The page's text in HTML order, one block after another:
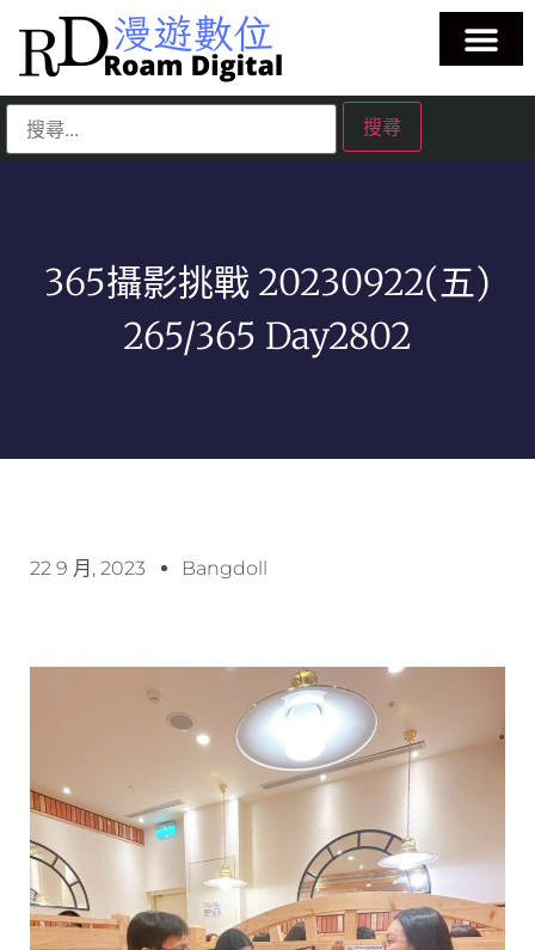
365攝影挑戰 20230922(五)
265/365 Day2802
22 9 月, 2023 Bangdoll